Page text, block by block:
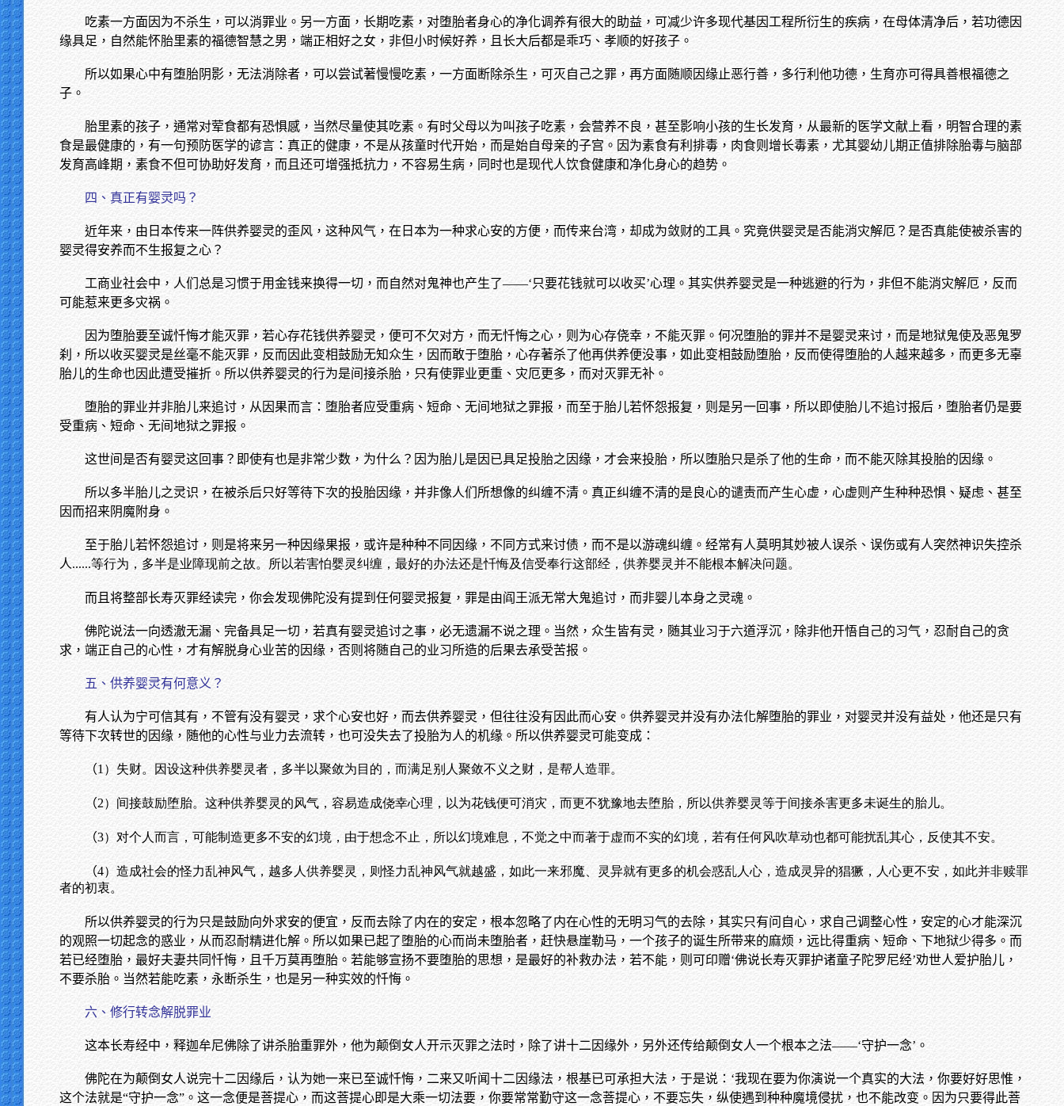
吃素一方面因为不杀生，可以消罪业。另一方面，长期吃素，对堕胎者身心的净化调养有很大的助益，可减少许多现代基因工程所衍生的疾病，在母体清净后，若功德因
缘具足，自然能怀胎里素的福德智慧之男，端正相好之女，非但小时候好养，且长大后都是乖巧、孝顺的好孩子。
所以如果心中有堕胎阴影，无法消除者，可以尝试著慢慢吃素，一方面断除杀生，可灭自己之罪，再方面随顺因缘止恶行善，多行利他功德，生育亦可得具善根福德之
子。
胎里素的孩子，通常对荤食都有恐惧感，当然尽量使其吃素。有时父母以为叫孩子吃素，会营养不良，甚至影响小孩的生长发育，从最新的医学文献上看，明智合理的素
食是最健康的，有一句预防医学的谚言：真正的健康，不是从孩童时代开始，而是始自母亲的子宫。因为素食有利排毒，肉食则增长毒素，尤其婴幼儿期正值排除胎毒与脑部
发育高峰期，素食不但可协助好发育，而且还可增强抵抗力，不容易生病，同时也是现代人饮食健康和净化身心的趋势。
四、真正有婴灵吗？
近年来，由日本传来一阵供养婴灵的歪风，这种风气，在日本为一种求心安的方便，而传来台湾，却成为敛财的工具。究竟供婴灵是否能消灾解厄？是否真能使被杀害的
婴灵得安养而不生报复之心？
工商业社会中，人们总是习惯于用金钱来换得一切，而自然对鬼神也产生了——‘只要花钱就可以收买’心理。其实供养婴灵是一种逃避的行为，非但不能消灾解厄，反而
可能惹来更多灾祸。
因为堕胎要至诚忏悔才能灭罪，若心存花钱供养婴灵，便可不欠对方，而无忏悔之心，则为心存侥幸，不能灭罪。何况堕胎的罪并不是婴灵来讨，而是地狱鬼使及恶鬼罗
刹，所以收买婴灵是丝毫不能灭罪，反而因此变相鼓励无知众生，因而敢于堕胎，心存著杀了他再供养便没事，如此变相鼓励堕胎，反而使得堕胎的人越来越多，而更多无辜
胎儿的生命也因此遭受摧折。所以供养婴灵的行为是间接杀胎，只有使罪业更重、灾厄更多，而对灭罪无补。
堕胎的罪业并非胎儿来追讨，从因果而言：堕胎者应受重病、短命、无间地狱之罪报，而至于胎儿若怀怨报复，则是另一回事，所以即使胎儿不追讨报后，堕胎者仍是要
受重病、短命、无间地狱之罪报。
这世间是否有婴灵这回事？即使有也是非常少数，为什么？因为胎儿是因已具足投胎之因缘，才会来投胎，所以堕胎只是杀了他的生命，而不能灭除其投胎的因缘。
所以多半胎儿之灵识，在被杀后只好等待下次的投胎因缘，并非像人们所想像的纠缠不清。真正纠缠不清的是良心的谴责而产生心虚，心虚则产生种种恐惧、疑虑、甚至
因而招来阴魔附身。
至于胎儿若怀怨追讨，则是将来另一种因缘果报，或许是种种不同因缘，不同方式来讨债，而不是以游魂纠缠。经常有人莫明其妙被人误杀、误伤或有人突然神识失控杀
人......等行为，多半是业障现前之故。所以若害怕婴灵纠缠，最好的办法还是忏悔及信受奉行这部经，供养婴灵并不能根本解决问题。
而且将整部长寿灭罪经读完，你会发现佛陀没有提到任何婴灵报复，罪是由阎王派无常大鬼追讨，而非婴儿本身之灵魂。
佛陀说法一向透澈无漏、完备具足一切，若真有婴灵追讨之事，必无遗漏不说之理。当然，众生皆有灵，随其业习于六道浮沉，除非他开悟自己的习气，忍耐自己的贪
求，端正自己的心性，才有解脱身心业苦的因缘，否则将随自己的业习所造的后果去承受苦报。
五、供养婴灵有何意义？
有人认为宁可信其有，不管有没有婴灵，求个心安也好，而去供养婴灵，但往往没有因此而心安。供养婴灵并没有办法化解堕胎的罪业，对婴灵并没有益处，他还是只有
等待下次转世的因缘，随他的心性与业力去流转，也可没失去了投胎为人的机缘。所以供养婴灵可能变成：
（1）失财。因设这种供养婴灵者，多半以聚敛为目的，而满足别人聚敛不义之财，是帮人造罪。
（2）间接鼓励堕胎。这种供养婴灵的风气，容易造成侥幸心理，以为花钱便可消灾，而更不犹豫地去堕胎，所以供养婴灵等于间接杀害更多未诞生的胎儿。
（3）对个人而言，可能制造更多不安的幻境，由于想念不止，所以幻境难息，不觉之中而著于虚而不实的幻境，若有任何风吹草动也都可能扰乱其心，反使其不安。
（4）造成社会的怪力乱神风气，越多人供养婴灵，则怪力乱神风气就越盛，如此一来邪魔、灵异就有更多的机会惑乱人心，造成灵异的猖獗，人心更不安，如此并非赎罪
者的初衷。
所以供养婴灵的行为只是鼓励向外求安的便宜，反而去除了内在的安定，根本忽略了内在心性的无明习气的去除，其实只有问自心，求自己调整心性，安定的心才能深沉
的观照一切起念的惑业，从而忍耐精进化解。所以如果已起了堕胎的心而尚未堕胎者，赶快悬崖勒马，一个孩子的诞生所带来的麻烦，远比得重病、短命、下地狱少得多。而
若已经堕胎，最好夫妻共同忏悔，且千万莫再堕胎。若能够宣扬不要堕胎的思想，是最好的补救办法，若不能，则可印赠‘佛说长寿灭罪护诸童子陀罗尼经’劝世人爱护胎儿，
不要杀胎。当然若能吃素，永断杀生，也是另一种实效的忏悔。
六、修行转念解脱罪业
这本长寿经中，释迦牟尼佛除了讲杀胎重罪外，他为颠倒女人开示灭罪之法时，除了讲十二因缘外，另外还传给颠倒女人一个根本之法——‘守护一念’。
佛陀在为颠倒女人说完十二因缘后，认为她一来已至诚忏悔，二来又听闻十二因缘法，根基已可承担大法，于是说：‘我现在要为你演说一个真实的大法，你要好好思惟，
这个法就是“守护一念”。这一念便是菩提心，而这菩提心即是大乘一切法要，你要常常勤守这一念菩提心，不要忘失，纵使遇到种种魔境侵扰，也不能改变。因为只要得此菩